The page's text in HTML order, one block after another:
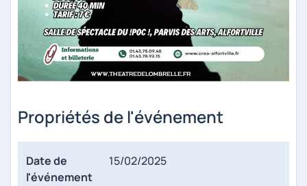
Propriétés de l'événement
Date de
l'événement
15/02/2025